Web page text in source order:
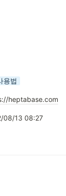
용법
heptabase.com
08/13 08:27